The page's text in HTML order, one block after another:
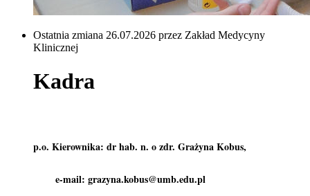
Ostatnia zmiana 26.07.2026 przez Zakład Medycyny
Klinicznej
Kadra
p.o. Kierownika: dr hab. n. o zdr. Grażyna Kobus,
e-mail: grazyna.kobus@umb.edu.pl